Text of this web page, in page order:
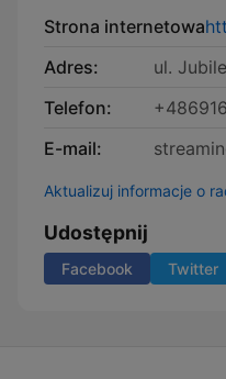
Strona internetowa
Adres:
ul.
Telefon:
E-mail:
Aktualizuj informacje o
Udostępnij
Facebook Twitter